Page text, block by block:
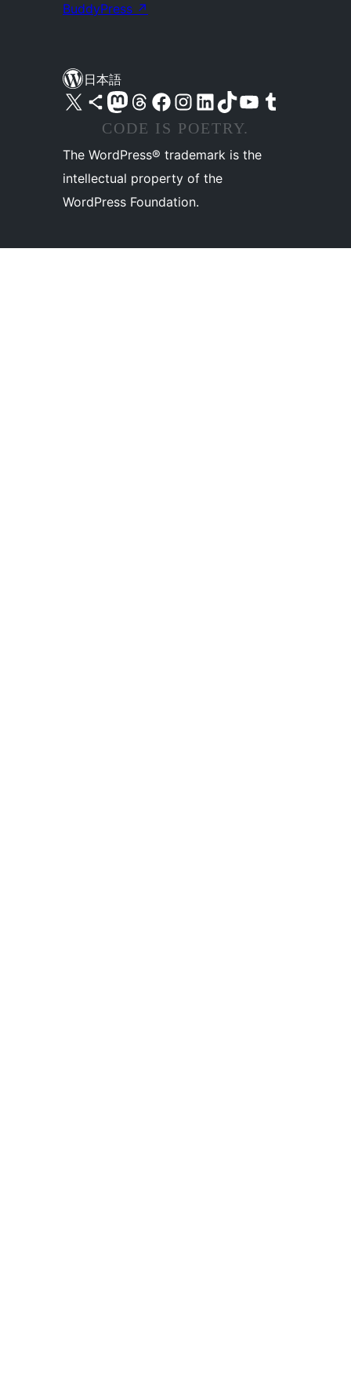
BuddyPress ↗
日本語
X (旧 Twitter) アカウントへ Bluesky アカウントへ Mastodon アカウントへ Threads アカウントへ Facebook ページへ Instagram アカウントへ LinkedIn アカウントへTikTok アカウントへ YouTube チャンネルへ Tumblr アカウントへ
CODE IS POETRY.
The WordPress® trademark is the
intellectual property of the
WordPress Foundation.